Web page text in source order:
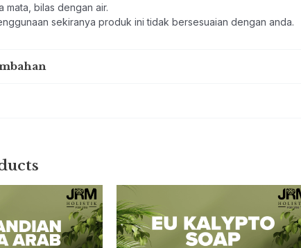
mata, bilas dengan air.
sekiranya produk ini tidak bersesuaian dengan anda.
to review “INVYSIBLE INTIMATE SPRAY”
to post a review.